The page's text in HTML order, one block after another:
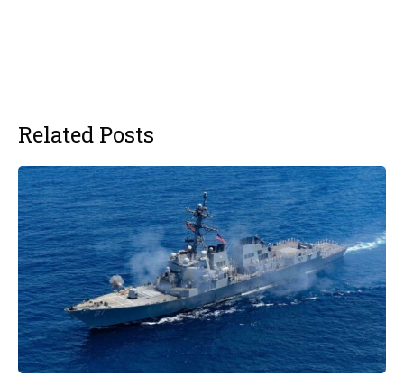
Related Posts